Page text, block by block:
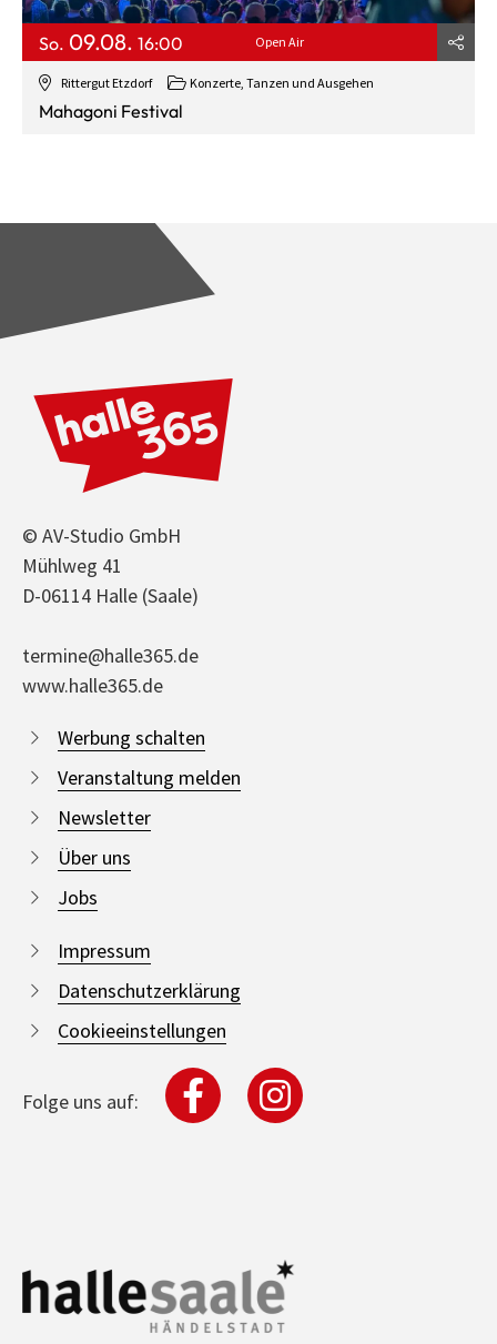
Rittergut Etzdorf Konzerte, Tanzen und Ausgehen
So. 09.08. 16:00 Open Air
Mahagoni Festival
© AV-Studio GmbH
Mühlweg 41
D-06114 Halle (Saale)
termine@halle365.de
www.halle365.de
Werbung schalten
Veranstaltung melden
Newsletter
Über uns
Jobs
Impressum
Datenschutzerklärung
Cookieeinstellungen
Folge uns auf: